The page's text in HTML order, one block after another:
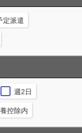
定派遣
週2日
控除内